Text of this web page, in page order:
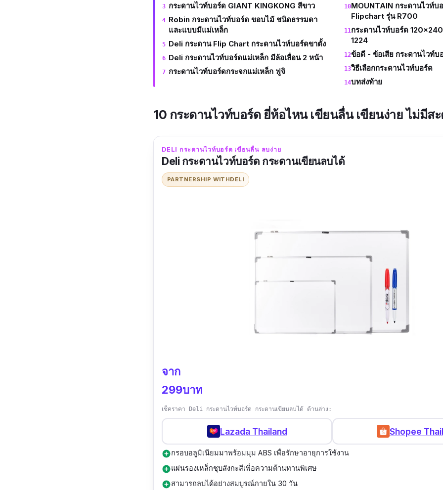
กระดานไวท์บอร์ด GIANT KINGKONG สีขาว
Robin กระดานไวท์บอร์ด ขอบไม้ ชนิดธรรมดา
และแบบมีแม่เหล็ก
Deli กระดาน Flip Chart กระดานไวท์บอร์ดขาตั้ง
Deli กระดานไวท์บอร์ดแม่เหล็ก มีล้อเลื่อน 2 หน้า
กระดานไวท์บอร์ดกระจกแม่เหล็ก ฟูจิ
MOUNTAIN กระดานไวท์บ
Flipchart รุ่น R700
กระดานไวท์บอร์ด
1224
ข้อดี - ข้อเสีย กระดานไวท์บ
วิธีเลือกกระดานไวท์บอร์ด
บทส่งท้าย
10 กระดานไวท์บอร์ด ยี่ห้อไหน เขียนลื่น เขียนง่าย ไม่มีส
DELI กระดานไวท์บอร์ด เขียนลื่น ลบง่าย
Deli กระดานไวท์บอร์ด กระดานเขียนลบได้
PARTNERSHIP WITHDELI
จาก
299บาท
เช็คราคา Deli กระดานไวท์บอร์ด กระดานเขียนลบได้ ด้านล่าง:
Lazada Thailand Shopee
add_circleกรอบอลูมิเนียมมาพร้อมมุม ABS เพื่อรักษาอายุการใช้งาน
add_circleแผ่นรองเหล็กชุบสังกะสีเพื่อความต้านทานพิเศษ
add_circleสามารถลบได้อย่างสมบูรณ์ภายใน 30 วัน